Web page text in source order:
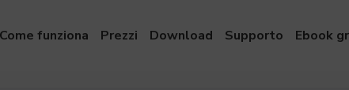
Come funziona Prezzi Download Supporto Ebook